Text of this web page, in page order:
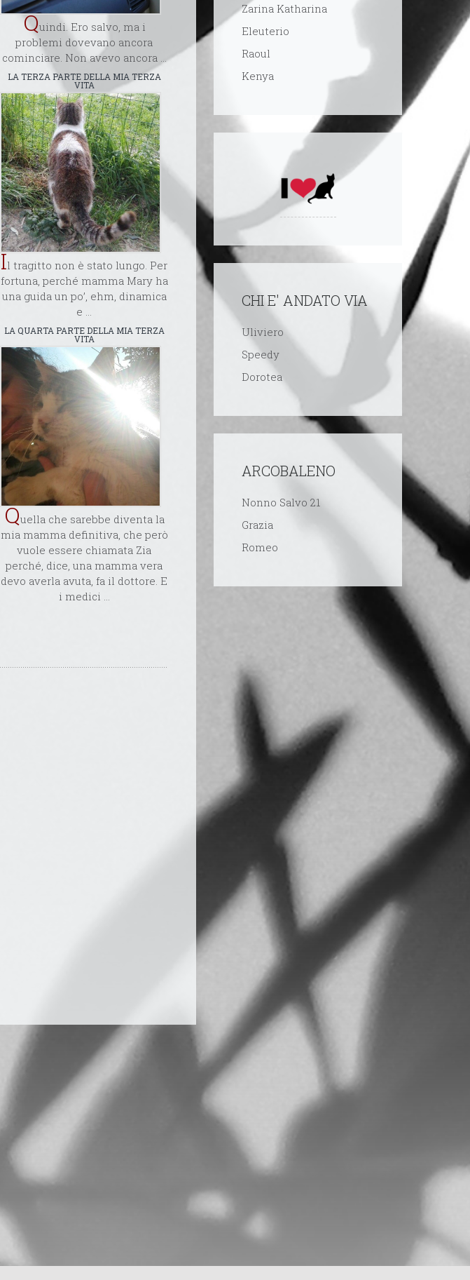
Quindi. Ero salvo, ma i
problemi dovevano ancora
cominciare. Non avevo ancora ...
LA TERZA PARTE DELLA MIA TERZA
VITA
Il tragitto non è stato lungo. Per
fortuna, perché mamma Mary ha
una guida un po’, ehm, dinamica
e ...
LA QUARTA PARTE DELLA MIA TERZA
VITA
Quella che sarebbe diventa la
mia mamma definitiva, che però
vuole essere chiamata Zia
perché, dice, una mamma vera
devo averla avuta, fa il dottore. E
i medici ...
Zarina Katharina
Eleuterio
Raoul
Kenya
CHI E' ANDATO VIA
Uliviero
Speedy
Dorotea
ARCOBALENO
Nonno Salvo 21
Grazia
Romeo